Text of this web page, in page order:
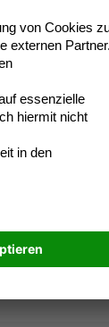
Newsletter
NEIN,